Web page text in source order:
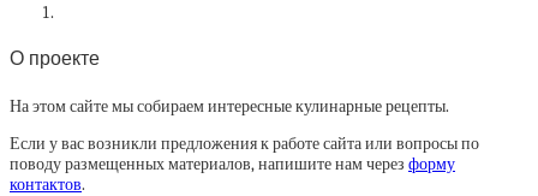
О проекте
На этом сайте мы собираем интересные кулинарные рецепты.
Если у вас возникли предложения к работе сайта или вопросы по
поводу размещенных материалов, напишите нам через форму
контактов.